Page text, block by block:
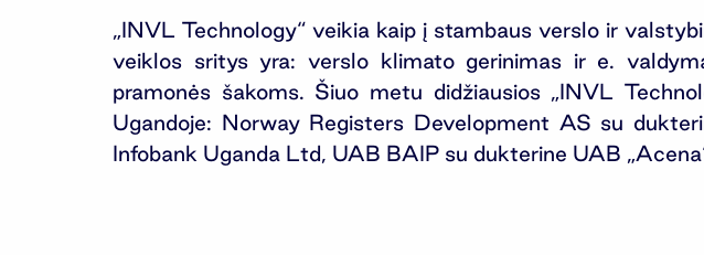
„INVL Technology“ veikia kaip į stambaus verslo ir
veiklos sritys yra: verslo klimato gerinimas ir e.
pramonės šakoms. Šiuo metu didžiausios „INVL
Ugandoje: Norway Registers Development AS su
Infobank Uganda Ltd, UAB BAIP su dukterine UAB